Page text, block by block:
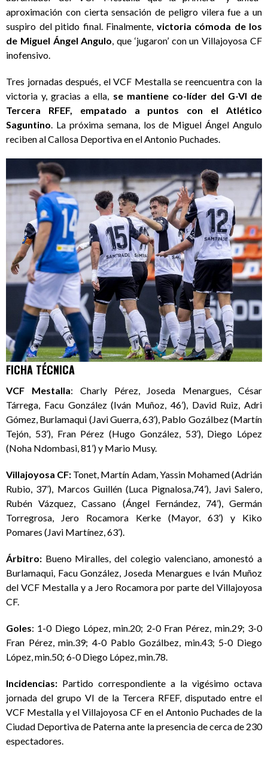
aproximación con cierta sensación de peligro vilera fue a un
suspiro del pitido final. Finalmente, victoria cómoda de los
de Miguel Ángel Angulo, que ‘jugaron’ con un Villajoyosa CF
inofensivo.
Tres jornadas después, el VCF Mestalla se reencuentra con la
victoria y, gracias a ella, se mantiene co-líder del G-VI de
Tercera RFEF, empatado a puntos con el Atlético
Saguntino. La próxima semana, los de Miguel Ángel Angulo
reciben al Callosa Deportiva en el Antonio Puchades.
FICHA TÉCNICA
VCF Mestalla: Charly Pérez, Joseda Menargues, César
Tárrega, Facu González (Iván Muñoz, 46’), David Ruiz, Adri
Gómez, Burlamaqui (Javi Guerra, 63’), Pablo Gozálbez (Martín
Tejón, 53’), Fran Pérez (Hugo González, 53’), Diego López
(Noha Ndombasi, 81’) y Mario Musy.
Villajoyosa CF: Tonet, Martín Adam, Yassin Mohamed (Adrián
Rubio, 37’), Marcos Guillén (Luca Pignalosa,74’), Javi Salero,
Rubén Vázquez, Cassano (Ángel Fernández, 74’), Germán
Torregrosa, Jero Rocamora Kerke (Mayor, 63’) y Kiko
Pomares (Javi Martínez, 63’).
Árbitro: Bueno Miralles, del colegio valenciano, amonestó a
Burlamaqui, Facu González, Joseda Menargues e Iván Muñoz
del VCF Mestalla y a Jero Rocamora por parte del Villajoyosa
CF.
Goles: 1-0 Diego López, min.20; 2-0 Fran Pérez, min.29; 3-0
Fran Pérez, min.39; 4-0 Pablo Gozálbez, min.43; 5-0 Diego
López, min.50; 6-0 Diego López, min.78.
Incidencias: Partido correspondiente a la vigésimo octava
jornada del grupo VI de la Tercera RFEF, disputado entre el
VCF Mestalla y el Villajoyosa CF en el Antonio Puchades de la
Ciudad Deportiva de Paterna ante la presencia de cerca de 230
espectadores.